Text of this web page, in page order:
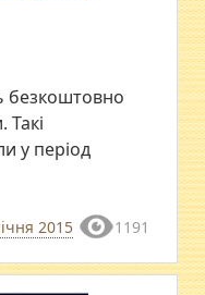
безкоштовно
Такі
у період
2015 1191